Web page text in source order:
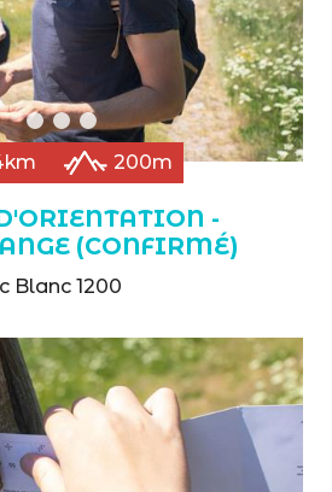
200m
-
(CONFIRMÉ)
Blanc 1200